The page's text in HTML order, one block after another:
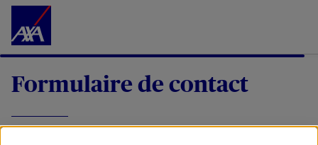
Accéder au Contenu
Formulaire de contact